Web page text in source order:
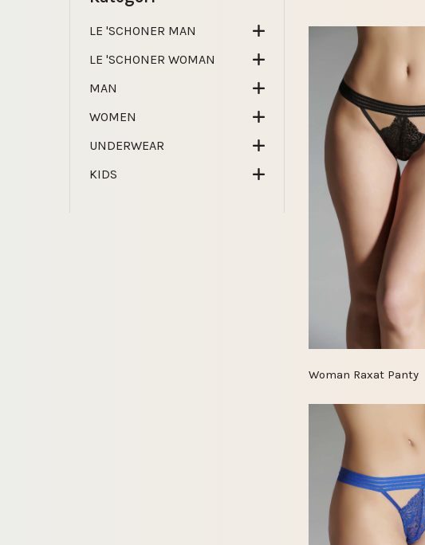
LE 'SCHONER MAN
LE 'SCHONER WOMAN
MAN
WOMEN
UNDERWEAR
KIDS
Woman Raxat Panty